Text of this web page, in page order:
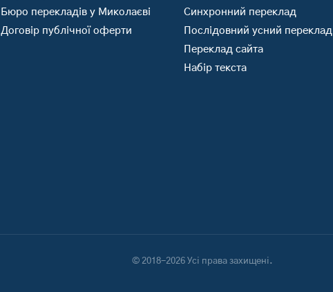
Бюро перекладів у Миколаєві
Договір публічної оферти
Синхронний переклад
Послідовний усний переклад
Переклад сайта
Набір текста
© 2018-2026 Усі права захищені.